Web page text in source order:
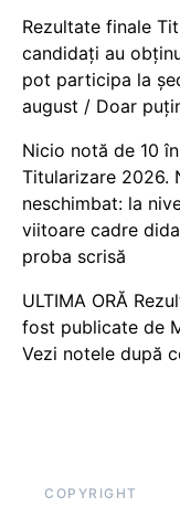
Rezultate finale
candidați au
pot participa la
august / Doar
Nicio notă de 10
Titularizare 2026.
neschimbat: la
viitoare cadre
proba scrisă
ULTIMA ORĂ
fost publicate de
Vezi notele după
COPYRIGHT